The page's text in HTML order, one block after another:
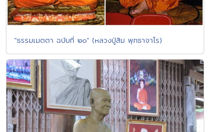
"ธรรมเมตตา ฉบับที่ ๒๐" (หลวงปู่สิม พุทธาจาโร)